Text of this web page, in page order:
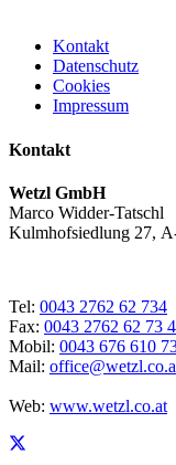
Kontakt
Datenschutz
Cookies
Impressum
Kontakt
Wetzl GmbH
Marco Widder-Tatschl
Kulmhofsiedlung 27,
Tel: 0043 2762 62 734
Fax: 0043 2762 62 73
Mobil: 0043 676 610
Mail:
Web: www.wetzl.co.at